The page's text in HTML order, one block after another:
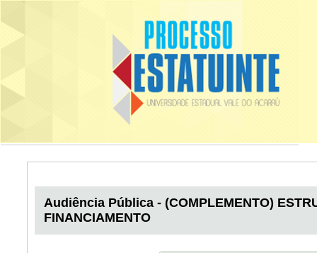
Audiência Pública - (COMPLEMENTO)
FINANCIAMENTO